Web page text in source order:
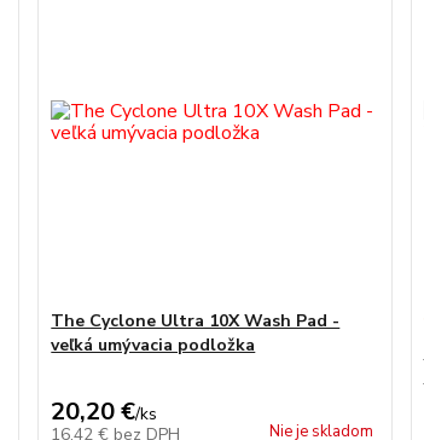
The Cyclone Ultra 10X Wash Pad -
veľká umývacia podložka
20,20 €/ks
16,42 € bez DPH Nie je skladom